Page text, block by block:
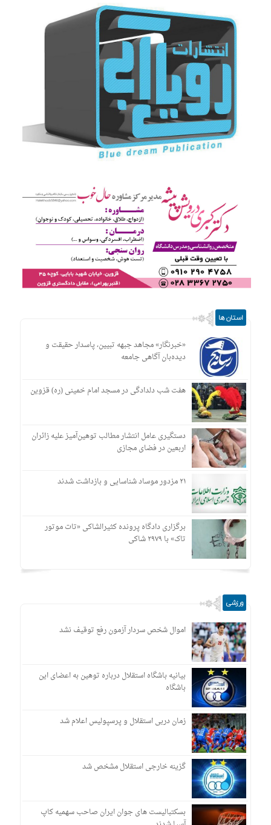
استان ها
«خبرنگار» مجاهد جبهه تبیین، پاسدار حقیقت و
دیده‌بان آگاهی جامعه
هفت شب دلدادگی در مسجد امام خمینی (ره) قزوین
دستگیری عامل انتشار مطالب توهین‌آمیز علیه زائران
اربعین در فضای مجازی
۲۱ مزدور موساد شناسایی و بازداشت شدند
برگزاری دادگاه پرونده کثیرالشاکی «تات موتور
تاک» با ۲۹۷۹ شاکی
ورزشی
اموال شخص سردار آزمون رفع توقیف نشد
بیانیه باشگاه استقلال درباره توهین به اعضای این
باشگاه
زمان دربی استقلال و پرسپولیس اعلام شد
گزینه خارجی استقلال مشخص شد
بسکتبالیست های جوان ایران صاحب سهمیه کاپ